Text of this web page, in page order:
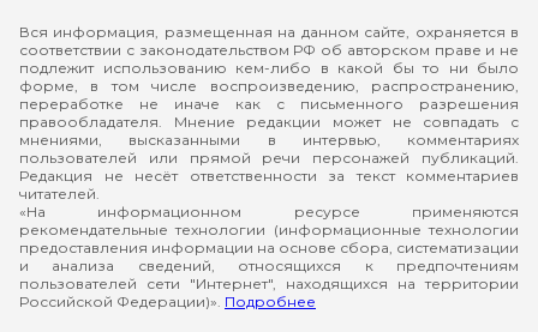
Вся информация, размещенная на данном сайте, охраняется в
соответствии с законодательством РФ об авторском праве и не
подлежит использованию кем-либо в какой бы то ни было
форме, в том числе воспроизведению, распространению,
переработке не иначе как с письменного разрешения
правообладателя. Мнение редакции может не совпадать с
мнениями, высказанными в интервью, комментариях
пользователей или прямой речи персонажей публикаций.
Редакция не несёт ответственности за текст комментариев
читателей.
«На информационном ресурсе применяются
рекомендательные технологии (информационные технологии
предоставления информации на основе сбора, систематизации
и анализа сведений, относящихся к предпочтениям
пользователей сети "Интернет", находящихся на территории
Российской Федерации)». Подробнее